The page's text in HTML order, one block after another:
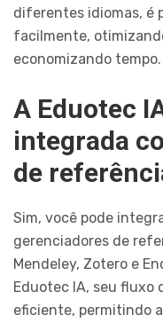
diferentes idiomas, é
facilmente,
economizando tempo.
A Eduotec
integrada
de
Sim, você pode
gerenciadores de
Mendeley, Zotero e
Eduotec IA, seu fluxo
eficiente, permitindo